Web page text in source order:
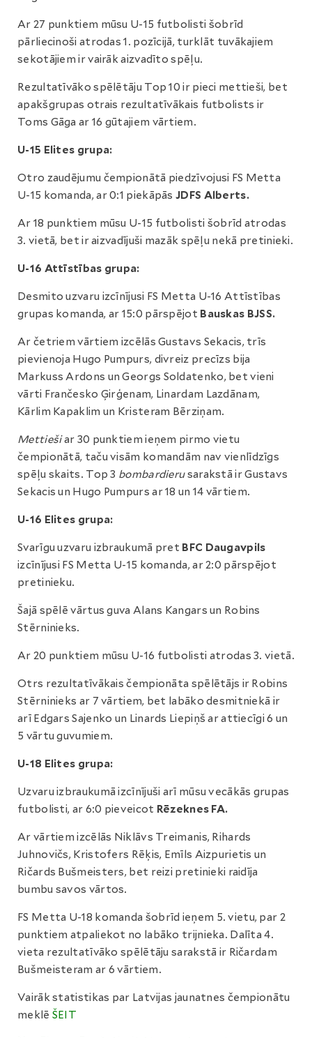
Ar 27 punktiem mūsu U-15 futbolisti šobrīd
pārliecinoši atrodas 1. pozīcijā, turklāt tuvākajiem
sekotājiem ir vairāk aizvadīto spēļu.
Rezultatīvāko spēlētāju Top 10 ir pieci mettieši, bet
apakšgrupas otrais rezultatīvākais futbolists ir
Toms Gāga ar 16 gūtajiem vārtiem.
U-15 Elites grupa:
Otro zaudējumu čempionātā piedzīvojusi FS Metta
U-15 komanda, ar 0:1 piekāpāsJDFS Alberts.
Ar 18 punktiem mūsu U-15 futbolisti šobrīd atrodas
3. vietā, bet ir aizvadījuši mazāk spēļu nekā pretinieki.
U-16 Attīstības grupa:
Desmito uzvaru izcīnījusi FS Metta U-16 Attīstības
grupas komanda, ar 15:0 pārspējot Bauskas BJSS.
Ar četriem vārtiem izcēlās Gustavs Sekacis, trīs
pievienoja Hugo Pumpurs, divreiz precīzs bija
Markuss Ardons un Georgs Soldatenko, bet vieni
vārti Frančesko Ģirģenam, Linardam Lazdānam,
Kārlim Kapaklim un Kristeram Bērziņam.
Mettiešiar 30 punktiem ieņem pirmo vietu
čempionātā, taču visām komandām nav vienlīdzīgs
spēļu skaits. Top 3 bombardierusarakstā ir Gustavs
Sekacis un Hugo Pumpurs ar 18 un 14 vārtiem.
U-16 Elites grupa:
Svarīgu uzvaru izbraukumā pret BFC Daugavpils
izcīnījusi FS Metta U-15 komanda, ar 2:0 pārspējot
pretinieku.
Šajā spēlē vārtus guva Alans Kangars un Robins
Stērninieks.
Ar 20 punktiem mūsu U-16 futbolisti atrodas 3. vietā.
Otrs rezultatīvākais čempionāta spēlētājs ir Robins
Stērninieks ar 7 vārtiem, bet labāko desmitniekā ir
arī Edgars Sajenko un Linards Liepiņš ar attiecīgi 6 un
5 vārtu guvumiem.
U-18 Elites grupa:
Uzvaru izbraukumā izcīnījuši arī mūsu vecākās grupas
futbolisti, ar 6:0 pieveicot Rēzeknes FA.
Ar vārtiem izcēlās Niklāvs Treimanis, Rihards
Juhnovičs, Kristofers Rēķis, Emīls Aizpurietis un
Ričards Bušmeisters, bet reizi pretinieki raidīja
bumbu savos vārtos.
FS Metta U-18 komanda šobrīd ieņem 5. vietu, par 2
punktiem atpaliekot no labāko trijnieka. Dalīta 4.
vieta rezultatīvāko spēlētāju sarakstā ir Ričardam
Bušmeisteram ar 6 vārtiem.
Vairāk statistikas par Latvijas jaunatnes čempionātu
meklē ŠEIT